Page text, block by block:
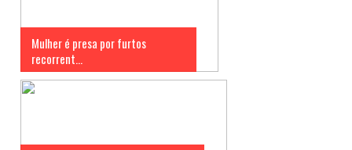
Mulher é presa por furtos
recorrent...